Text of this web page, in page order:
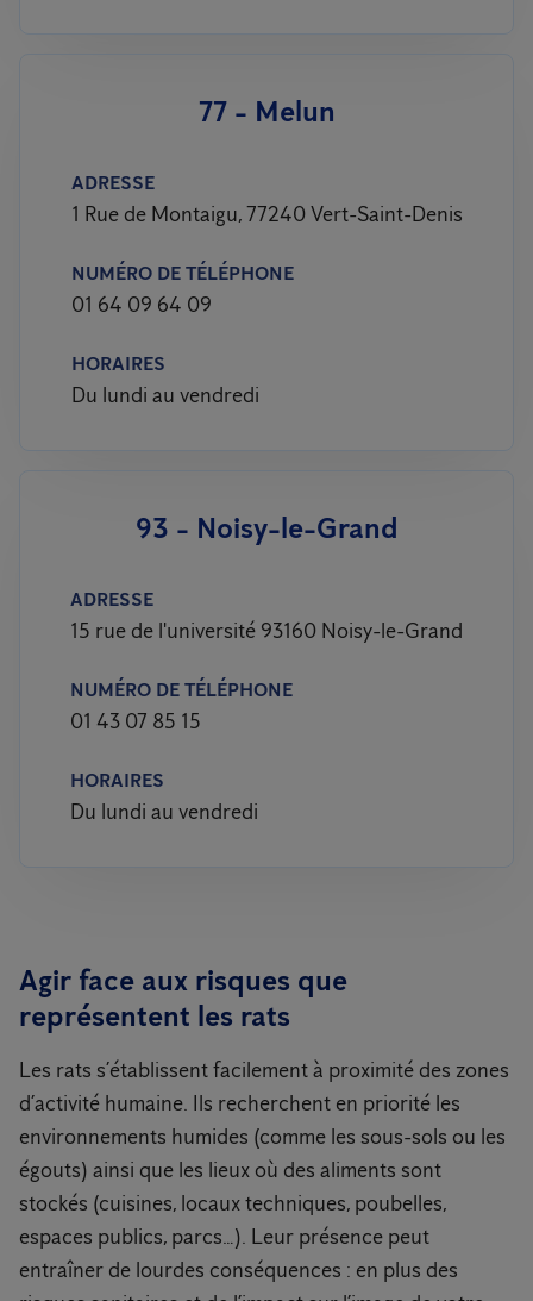
77 - Melun
ADRESSE
1 Rue de Montaigu, 77240 Vert-Saint-Denis
NUMÉRO DE TÉLÉPHONE
01 64 09 64 09
HORAIRES
Du lundi au vendredi
93 - Noisy-le-Grand
ADRESSE
15 rue de l'université 93160 Noisy-le-Grand
NUMÉRO DE TÉLÉPHONE
01 43 07 85 15
HORAIRES
Du lundi au vendredi
Agir face aux risques que
représentent les rats
Les rats s’établissent facilement à proximité des zones
d’activité humaine. Ils recherchent en priorité les
environnements humides (comme les sous-sols ou les
égouts) ainsi que les lieux où des aliments sont
stockés (cuisines, locaux techniques, poubelles,
espaces publics, parcs…). Leur présence peut
entraîner de lourdes conséquences : en plus des